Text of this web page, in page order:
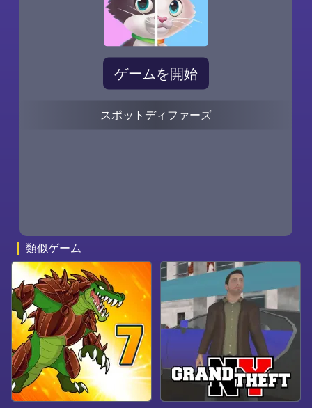
ゲームを開始
スポットディファーズ
類似ゲーム